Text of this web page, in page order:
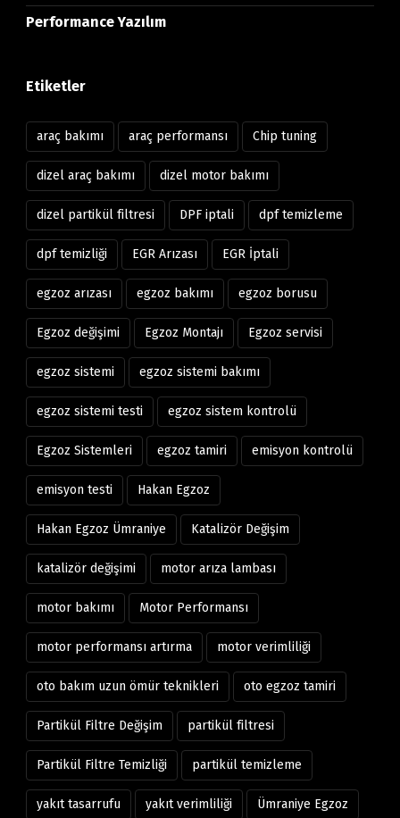
Performance Yazılım
Etiketler
araç bakımı araç performansı Chip tuning
dizel araç bakımı dizel motor bakımı
dizel partikül filtresi DPF iptali dpf temizleme
dpf temizliği EGR Arızası EGR İptali
egzoz arızası egzoz bakımı egzoz borusu
Egzoz değişimi Egzoz Montajı Egzoz servisi
egzoz sistemi egzoz sistemi bakımı
egzoz sistemi testi egzoz sistem kontrolü
Egzoz Sistemleri egzoz tamiri emisyon kontrolü
emisyon testi Hakan Egzoz
Hakan Egzoz Ümraniye Katalizör Değişim
katalizör değişimi motor arıza lambası
motor bakımı Motor Performansı
motor performansı artırma motor verimliliği
oto bakım uzun ömür teknikleri oto egzoz tamiri
Partikül Filtre Değişim partikül filtresi
Partikül Filtre Temizliği partikül temizleme
yakıt tasarrufu yakıt verimliliği Ümraniye Egzoz